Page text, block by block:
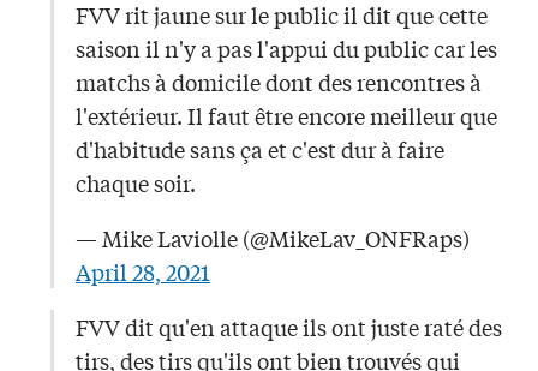
FVV rit jaune sur le public il dit que cette
saison il n'y a pas l'appui du public car les
matchs à domicile dont des rencontres à
l'extérieur. Il faut être encore meilleur que
d'habitude sans ça et c'est dur à faire
chaque soir.
— Mike Laviolle (@MikeLav_ONFRaps)
April 28, 2021
FVV dit qu'en attaque ils ont juste raté des
tirs, des tirs qu'ils ont bien trouvés qui